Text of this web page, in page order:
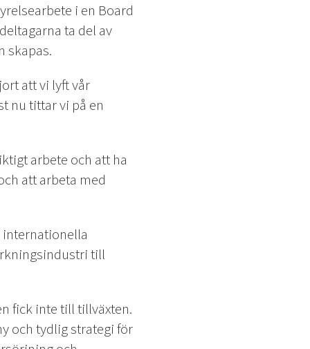
i en Board
ta del av
skapas.
att vi lyft vår
nu tittar vi på en
arbete och att ha
att arbeta med
internationella
till
fick inte till tillväxten.
och tydlig strategi för